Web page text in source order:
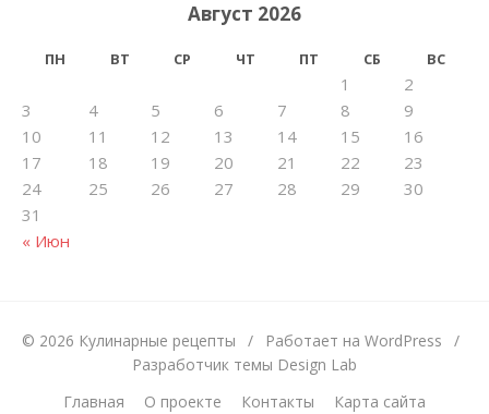
Август 2026
ПН ВТ СР ЧТ ПТ СБ ВС
« Июн
1
2
3
4 5 6 7 8
9
10
11 12 13 14 15
16
17
18 19 20 21 22
23
24
25 26 27 28 29
30
31
© 2026 Кулинарные рецепты / Работает на WordPress
/
Разработчик темы Design Lab
Главная
О проекте Контакты Карта сайта